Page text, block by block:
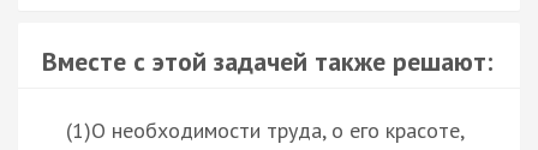
Вместе с этой задачей также решают:
(1)О необходимости труда, о его красоте,